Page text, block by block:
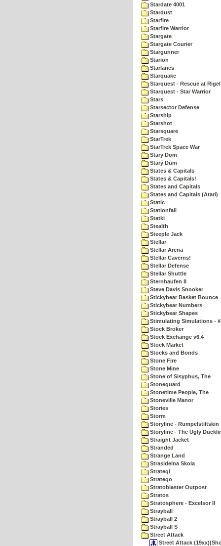
Stardate 4001
Stardust
Starfire
Starfire Warrior
Stargate
Stargate Courier
Stargunner
Starion
Starlanes
Starquake
Starquest - Rescue at Rigel
Starquest - Star Warrior
Stars
Starsector Defense
Starship
Starshot
Starsquare
StarTrek
StarTrek Space War
Stary Dom
Starý Dům
States & Capitals
States & Capitals!
States and Capitals
States and Capitals (Atari)
Static
Stationfall
Statki
Stealth
Steeple Jack
Stellar
Stellar Arena
Stellar Caverns!
Stellar Defense
Stellar Shuttle
Sternhaufen II
Steve Davis Snooker
Stickybear Basket Bounce
Stickybear Numbers
Stickybear Shapes
Stimulating Simulations -
Stock Broker
Stock Exchange v6.4
Stock Market
Stocks and Bonds
Stone Fire
Stone Mine
Stone of Sisyphus, The
Stoneguard
Stonetime People, The
Stoneville Manor
Stories
Storm
Storyline - Rumpelstiltskin
Storyline - The Ugly
Straight Jacket
Stranded
Strange Land
Strasidelna Skola
Strategi
Stratego
Stratoblaster Outpost
Stratos
Stratosphere - Excelsor II
Strayball
Strayball 2
Strayball S
Street Attack
Street Attack